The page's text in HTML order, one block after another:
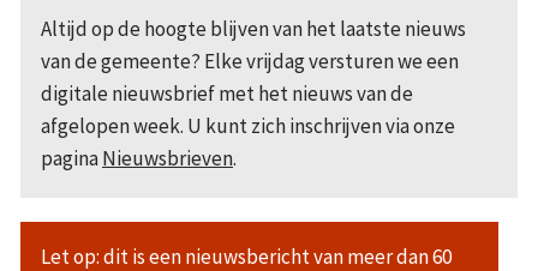
Altijd op de hoogte blijven van het laatste nieuws
van de gemeente? Elke vrijdag versturen we een
digitale nieuwsbrief met het nieuws van de
afgelopen week. U kunt zich inschrijven via onze
paginaNieuwsbrieven.
Let op: dit is een nieuwsbericht van meer dan 60